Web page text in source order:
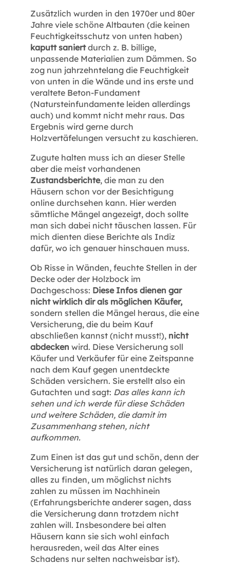
Zusätzlich wurden in den 1970er und 80er
Jahre viele schöne Altbauten (die keinen
Feuchtigkeitsschutz von unten haben)
kaputt saniertdurch z. B. billige,
unpassende Materialien zum Dämmen. So
zog nun jahrzehntelang die Feuchtigkeit
von unten in die Wände und ins erste und
veraltete Beton-Fundament
(Natursteinfundamente leiden allerdings
auch) und kommt nicht mehr raus. Das
Ergebnis wird gerne durch
Holzvertäfelungen versucht zu kaschieren.
Zugute halten muss ich an dieser Stelle
aber die meist vorhandenen
Zustandsberichte, die man zu den
Häusern schon vor der Besichtigung
online durchsehen kann. Hier werden
sämtliche Mängel angezeigt, doch sollte
man sich dabei nicht täuschen lassen. Für
mich dienten diese Berichte als Indiz
dafür, wo ich genauer hinschauen muss.
Ob Risse in Wänden, feuchte Stellen in der
Decke oder der Holzbock im
Dachgeschoss: Diese Infos dienen gar
nicht wirklich dir als möglichen Käufer,
sondern stellen die Mängel heraus, die eine
Versicherung, die du beim Kauf
abschließen kannst (nicht musst!), nicht
abdecken wird. Diese Versicherung soll
Käufer und Verkäufer für eine Zeitspanne
nach dem Kauf gegen unentdeckte
Schäden versichern. Sie erstellt also ein
Gutachten und sagt: Das alles kann ich
sehen und ich werde für diese Schäden
und weitere Schäden, die damit im
Zusammenhang stehen, nicht
aufkommen.
Zum Einen ist das gut und schön, denn der
Versicherung ist natürlich daran gelegen,
alles zu finden, um möglichst nichts
zahlen zu müssen im Nachhinein
(Erfahrungsberichte anderer sagen, dass
die Versicherung dann trotzdem nicht
zahlen will. Insbesondere bei alten
Häusern kann sie sich wohl einfach
herausreden, weil das Alter eines
Schadens nur selten nachweisbar ist).